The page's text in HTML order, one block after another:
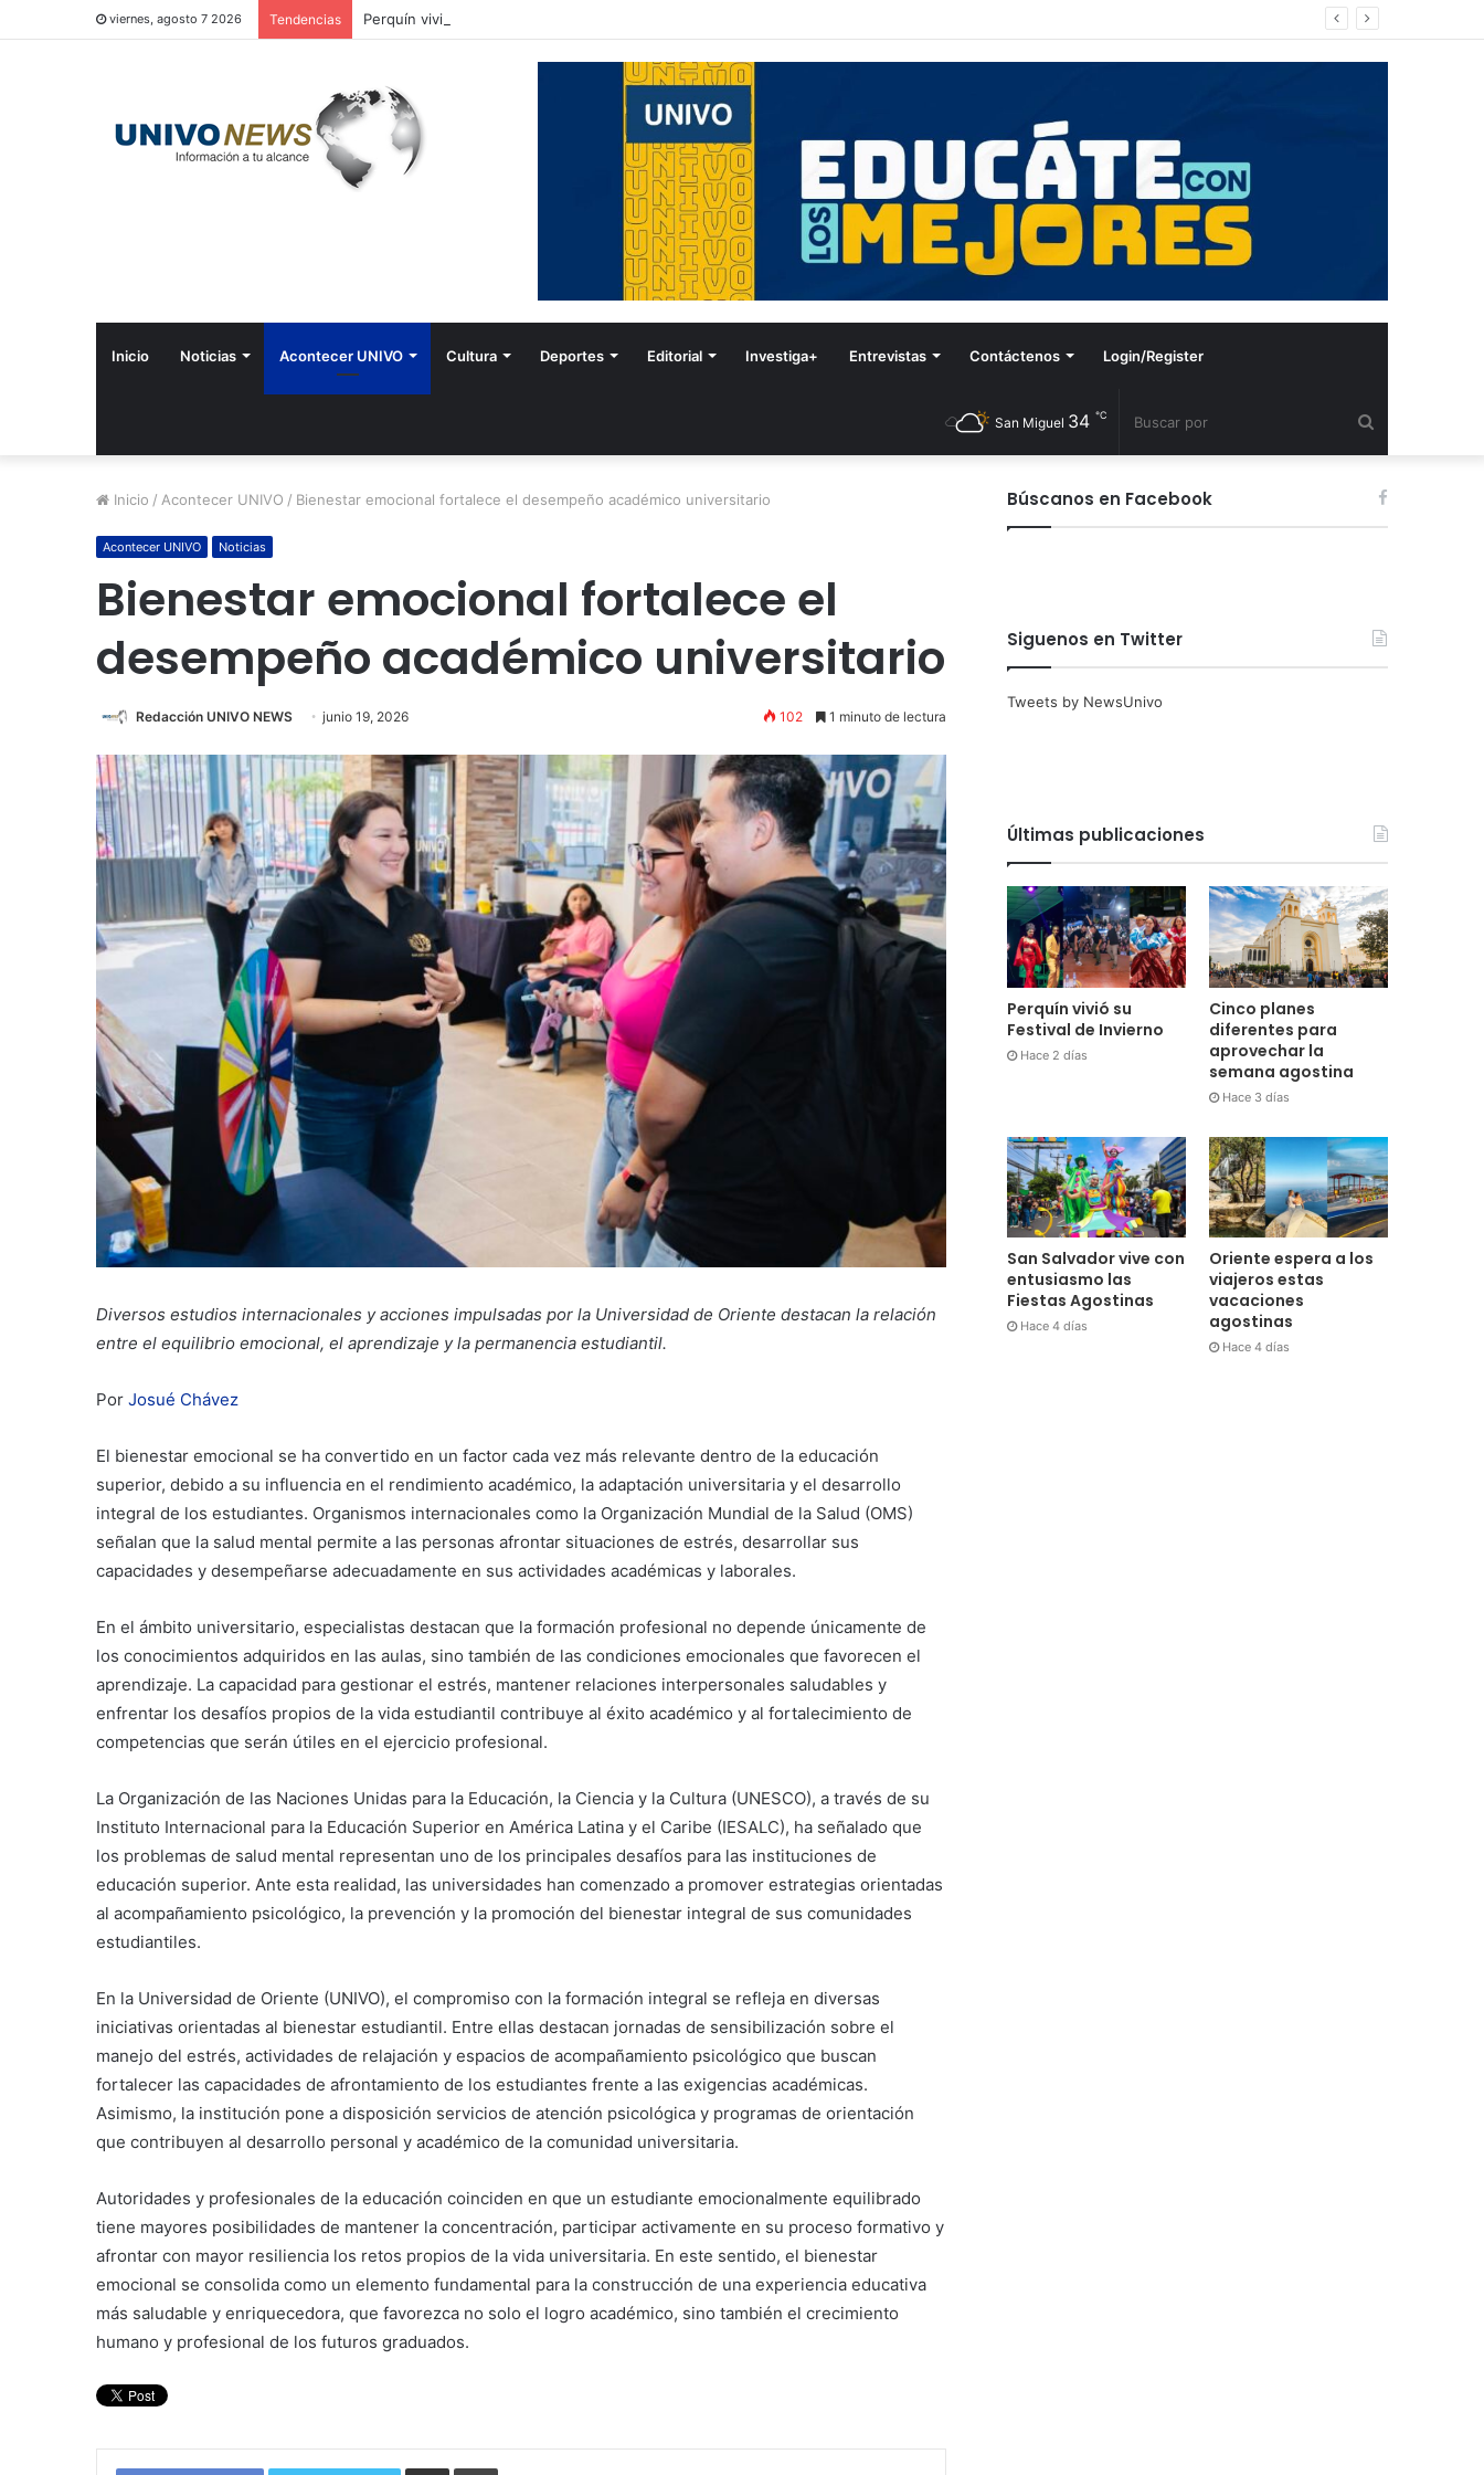
viernes, agosto 7 2026 Tendencias Perquín vivió su Festival de Invierno
Inicio Noticias Acontecer UNIVO Cultura Deportes Editorial Investiga+ Entrevistas Contáctenos Login/Register
por
San Miguel 34 ℃
Inicio / Acontecer UNIVO / Bienestar emocional fortalece el desempeño académico universitario
Acontecer UNIVO Noticias
Bienestar emocional fortalece el
desempeño académico universitario
Redacción UNIVO NEWS junio 19, 2026 102 1 minuto de lectura
Diversos estudios internacionales y acciones impulsadas por la Universidad de Oriente destacan la relación
entre el equilibrio emocional, el aprendizaje y la permanencia estudiantil.
Por Josué Chávez
El bienestar emocional se ha convertido en un factor cada vez más relevante dentro de la educación
superior, debido a su influencia en el rendimiento académico, la adaptación universitaria y el desarrollo
integral de los estudiantes. Organismos internacionales como la Organización Mundial de la Salud (OMS)
señalan que la salud mental permite a las personas afrontar situaciones de estrés, desarrollar sus
capacidades y desempeñarse adecuadamente en sus actividades académicas y laborales.
En el ámbito universitario, especialistas destacan que la formación profesional no depende únicamente de
los conocimientos adquiridos en las aulas, sino también de las condiciones emocionales que favorecen el
aprendizaje. La capacidad para gestionar el estrés, mantener relaciones interpersonales saludables y
enfrentar los desafíos propios de la vida estudiantil contribuye al éxito académico y al fortalecimiento de
competencias que serán útiles en el ejercicio profesional.
La Organización de las Naciones Unidas para la Educación, la Ciencia y la Cultura (UNESCO), a través de su
Instituto Internacional para la Educación Superior en América Latina y el Caribe (IESALC), ha señalado que
los problemas de salud mental representan uno de los principales desafíos para las instituciones de
educación superior. Ante esta realidad, las universidades han comenzado a promover estrategias orientadas
al acompañamiento psicológico, la prevención y la promoción del bienestar integral de sus comunidades
estudiantiles.
En la Universidad de Oriente (UNIVO), el compromiso con la formación integral se refleja en diversas
iniciativas orientadas al bienestar estudiantil. Entre ellas destacan jornadas de sensibilización sobre el
manejo del estrés, actividades de relajación y espacios de acompañamiento psicológico que buscan
fortalecer las capacidades de afrontamiento de los estudiantes frente a las exigencias académicas.
Asimismo, la institución pone a disposición servicios de atención psicológica y programas de orientación
que contribuyen al desarrollo personal y académico de la comunidad universitaria.
Autoridades y profesionales de la educación coinciden en que un estudiante emocionalmente equilibrado
tiene mayores posibilidades de mantener la concentración, participar activamente en su proceso formativo y
afrontar con mayor resiliencia los retos propios de la vida universitaria. En este sentido, el bienestar
emocional se consolida como un elemento fundamental para la construcción de una experiencia educativa
más saludable y enriquecedora, que favorezca no solo el logro académico, sino también el crecimiento
humano y profesional de los futuros graduados.
Compartir por correo electrónicoImprimir
Suben los precios de los
combustibles
Peregrinación Camino de San
Óscar Romero inicia recorrido
UNIVO fortalece la formación de
los futuros periodistas
salvadoreños con experiencias
prácticas en su Laboratorio de
Comunicaciones
profesionales del futuro
Búscanos en Facebook
Siguenos en Twitter
Tweets by NewsUnivo
Últimas publicaciones
Perquín vivió su
Festival de Invierno
Hace 2 días
Cinco planes
diferentes para
aprovechar la
semana agostina
Hace 3 días
San Salvador vive con
entusiasmo las
Fiestas Agostinas
Hace 4 días
Oriente espera a los
viajeros estas
vacaciones
agostinas
Hace 4 días